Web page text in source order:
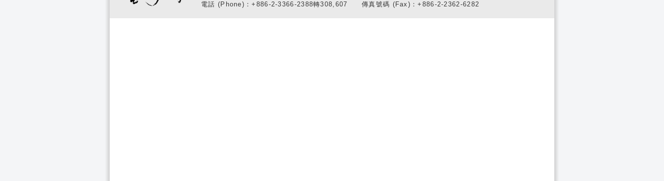
電話 (Phone)：+886-2-3366-2388轉308,607 傳真號碼 (Fax)：+886-2-2362-6282